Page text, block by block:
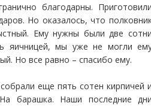
благодарны.
Но оказалось, что
Ему нужны были две
яичницей, мы уже не могли
Но все равно – спасибо ему.
еще пять сотен кирпичей
барашка. Наши последние